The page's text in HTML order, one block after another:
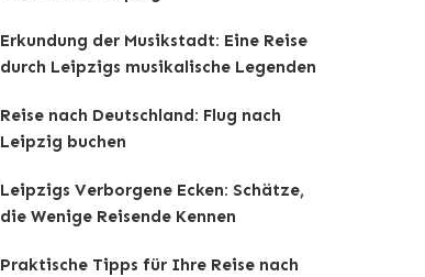
Erkundung der Musikstadt: Eine Reise
durch Leipzigs musikalische Legenden
Reise nach Deutschland: Flug nach
Leipzig buchen
Leipzigs Verborgene Ecken: Schätze,
die Wenige Reisende Kennen
Praktische Tipps für Ihre Reise nach